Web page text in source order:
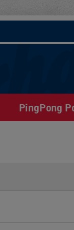
PingPong